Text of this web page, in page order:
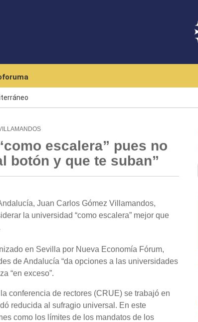
escalera” pues no
botón y que te suban”
Juan Carlos Gómez Villamandos,
la universidad “como escalera” mejor que
en Sevilla por Nueva Economía Fórum,
de Andalucía “da opciones a las universidades
“en exceso”.
conferencia de rectores (CRUE) se trabajó en
reducida al sufragio universal. En este
como los límites de los mandatos de los